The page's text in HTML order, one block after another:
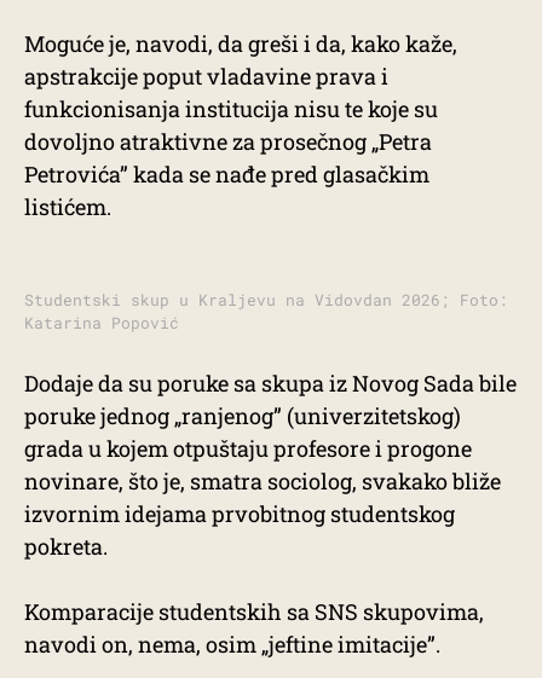
Moguće je, navodi, da greši i da, kako kaže,
apstrakcije poput vladavine prava i
funkcionisanja institucija nisu te koje su
dovoljno atraktivne za prosečnog „Petra
Petrovića” kada se nađe pred glasačkim
listićem.
Studentski skup u Kraljevu na Vidovdan 2026; Foto:
Katarina Popović
Dodaje da su poruke sa skupa iz Novog Sada bile
poruke jednog „ranjenog” (univerzitetskog)
grada u kojem otpuštaju profesore i progone
novinare, što je, smatra sociolog, svakako bliže
izvornim idejama prvobitnog studentskog
pokreta.
Komparacije studentskih sa SNS skupovima,
navodi on, nema, osim „jeftine imitacije”.